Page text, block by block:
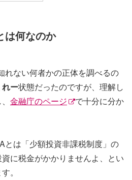
は何なのか
れない何者かの正体を調べるの
ー状態だったのですが、理解し
金融庁のページ
で十分に分か
とは「少額投資非課税制度」の
に税金がかかりませんよ、とい
。